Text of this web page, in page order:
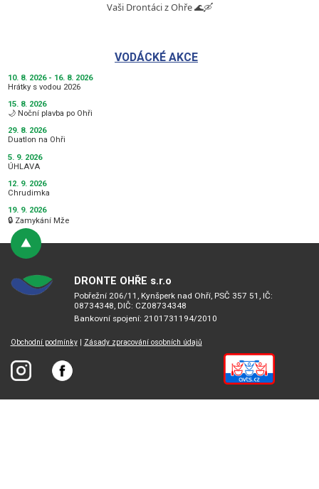
Vaši Drontáci z Ohře 🌊🛶
VODÁCKÉ AKCE
10. 8. 2026 - 16. 8. 2026
Hrátky s vodou 2026
15. 8. 2026
🌙 Noční plavba po Ohři
29. 8. 2026
Duatlon na Ohři
5. 9. 2026
ÚHLAVA
12. 9. 2026
Chrudimka
19. 9. 2026
🔒 Zamykání Mže
DRONTE OHŘE s.r.o
Pobřežní 206/11, Kynšperk nad Ohří, PSČ 357 51, IČ:
08734348, DIČ: CZ08734348
Bankovní spojení: 2101731194/2010
Obchodní podmínky| Zásady zpracování osobních údajů